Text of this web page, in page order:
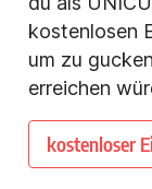
kostenlosen
um zu
erreichen
kostenloser